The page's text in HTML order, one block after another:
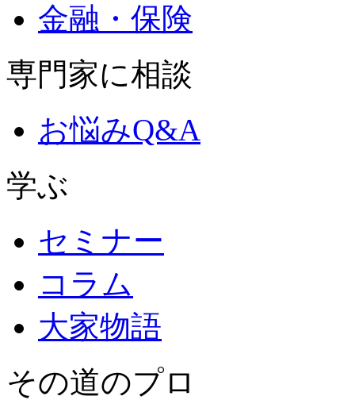
金融・保険
専門家に相談
お悩みQ&A
学ぶ
セミナー
コラム
大家物語
その道のプロ